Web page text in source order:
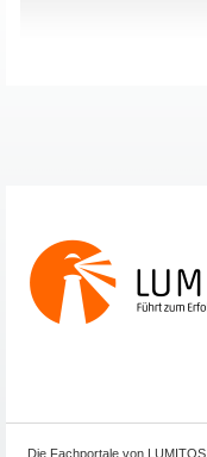
Die Fachportale von LUMITOS